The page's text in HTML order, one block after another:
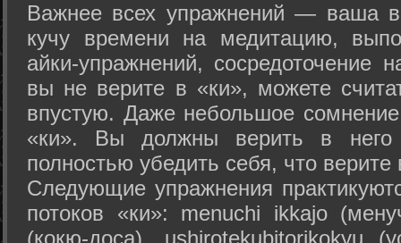
Важнее всех упражнений — ваша
кучу времени на медитацию,
айки-упражнений, сосредоточение
вы не верите в «ки», можете
впустую. Даже небольшое сомнение
«ки». Вы должны верить в
полностью убедить себя, что верите
Следующие упражнения
потоков «ки»: menuchi ikkajo